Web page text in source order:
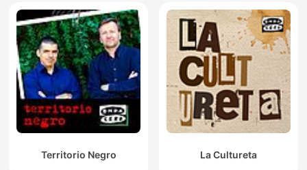
Territorio Negro La Cultureta